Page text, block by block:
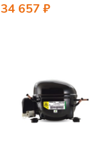
34 657 ₽